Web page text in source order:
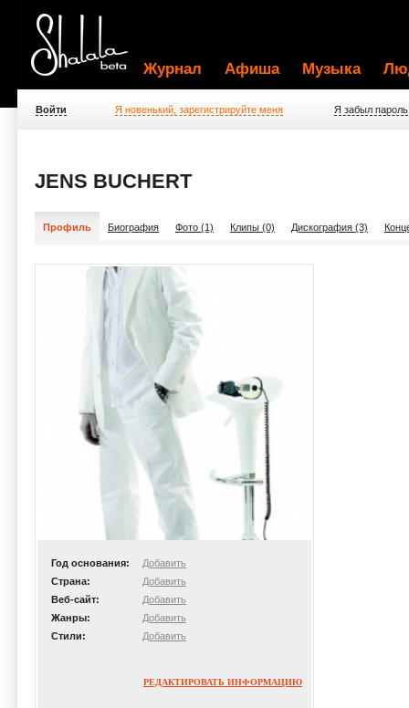
Журнал Афиша Музыка
Войти Я новенький, зарегистрируйте меня Я забыл пароль
JENS BUCHERT
Профиль Биография Фото (1) Клипы (0) Дискография (3)
Год основания:
Добавить
Страна:
Добавить
Веб-сайт:
Добавить
Жанры:
Добавить
Стили:
Добавить
РЕДАКТИРОВАТЬ ИНФОРМАЦИЮ